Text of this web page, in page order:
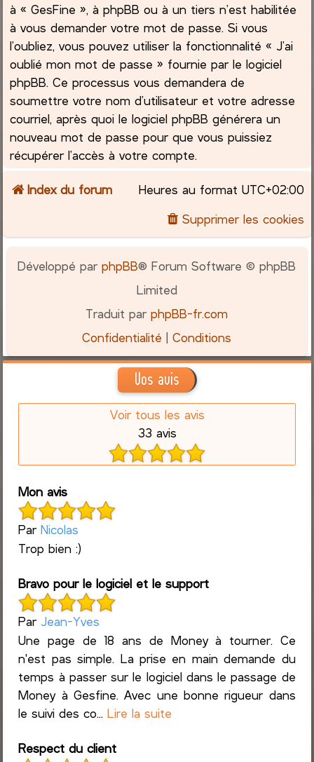
à « GesFine », à phpBB ou à un tiers n’est habilitée
à vous demander votre mot de passe. Si vous
l’oubliez, vous pouvez utiliser la fonctionnalité « J’ai
oublié mon mot de passe » fournie par le logiciel
phpBB. Ce processus vous demandera de
soumettre votre nom d’utilisateur et votre adresse
courriel, après quoi le logiciel phpBB générera un
nouveau mot de passe pour que vous puissiez
récupérer l’accès à votre compte.
Index du forum Heures au format UTC+02:00
Supprimer les cookies
Développé parphpBB® Forum Software © phpBB
Limited
Traduit parphpBB-fr.com
Confidentialité |Conditions
Vos avis
Voir tous les avis
33 avis
Mon avis
ParNicolas
Trop bien :)
Bravo pour le logiciel et le support
Par Jean-Yves
Une page de 18 ans de Money à tourner. Ce
n'est pas simple. La prise en main demande du
temps à passer sur le logiciel dans le passage de
Money à Gesfine. Avec une bonne rigueur dans
le suivi des co...Lire la suite
Respect du client